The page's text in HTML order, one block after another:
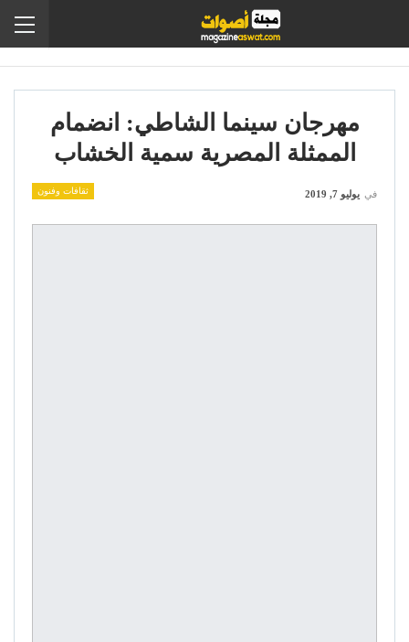
مهرجان سينما الشاطي: انضمام
الممثلة المصرية سمية الخشاب
ثقافات وفنون في يوليو 7, 2019